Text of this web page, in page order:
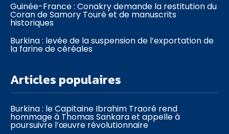
Guinée-France : Conakry demande la restitution du
Coran de Samory Touré et de manuscrits
historiques
Burkina : levée de la suspension de l’exportation de
la farine de céréales
Articles populaires
Burkina : le Capitaine Ibrahim Traoré rend
hommage à Thomas Sankara et appelle à
poursuivre l’œuvre révolutionnaire